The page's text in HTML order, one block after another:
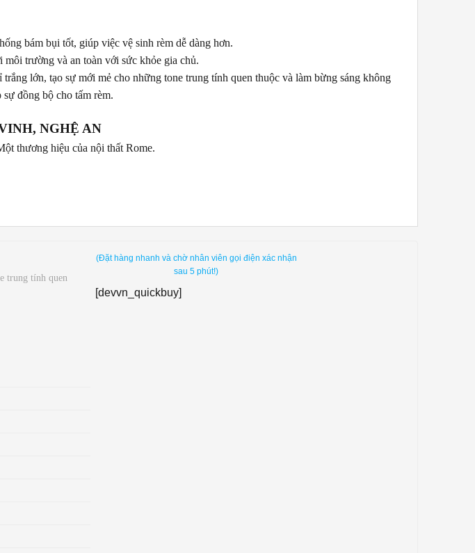
bám bụi tốt, giúp việc vệ sinh rèm dễ dàng hơn.
trường và an toàn với sức khỏe gia chủ.
lớn, tạo sự mới mẻ cho những tone trung tính quen thuộc và làm bừng sáng không
đồng bộ cho tấm rèm.
NGHỆ AN
thương hiệu của nội thất Rome.
trung tính quen
(Đặt hàng nhanh và chờ nhân viên gọi điện xác nhận
sau 5 phút!)
[devvn_quickbuy]